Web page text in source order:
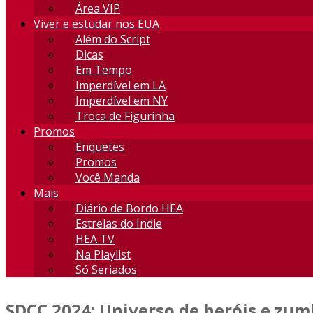
Área VIP
Viver e estudar nos EUA
Além do Script
Dicas
Em Tempo
Imperdível em LA
Imperdível em NY
Troca de Figurinha
Promos
Enquetes
Promos
Você Manda
Mais
Diário de Bordo HEA
Estrelas do Indie
HEA TV
Na Playlist
Só Seriados